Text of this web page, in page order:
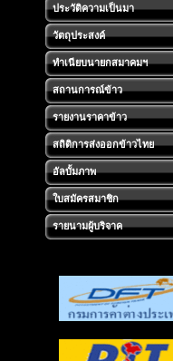
ประวัติความเป็นมา
วัตถุประสงค์
ทำเนียบนายกสมาคมฯ
สถานการณ์ข้าว
รายงานราคาข้าว
สถิติการส่งออกข้าวไทย
อัลบั้มภาพ
ใบสมัครสมาชิก
รายนามผู้บริจาค